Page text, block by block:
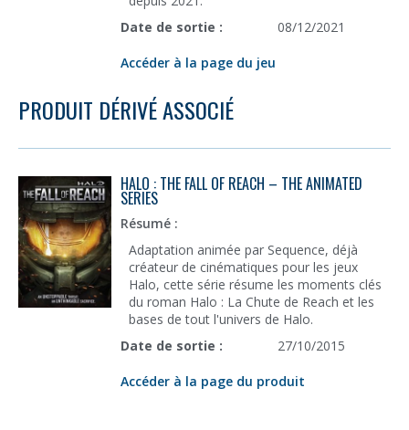
Date de sortie :
08/12/2021
Accéder à la page du jeu
PRODUIT DÉRIVÉ ASSOCIÉ
HALO : THE FALL OF REACH – THE ANIMATED
SERIES
Résumé :
Adaptation animée par Sequence, déjà
créateur de cinématiques pour les jeux
Halo, cette série résume les moments clés
du roman Halo : La Chute de Reach et les
bases de tout l'univers de Halo.
Date de sortie :
27/10/2015
Accéder à la page du produit